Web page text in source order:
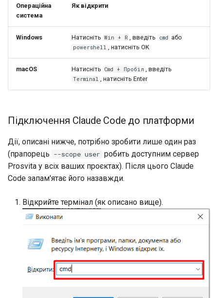
Операційна
система
Як відкрити
Windows Натисніть Win + R , введіть cmd або
powershell , натисніть OK
macOS Натисніть Cmd + Пробіл , введіть
Terminal , натисніть Enter
Підключення Claude Code до платформи
Дії, описані нижче, потрібно зробити лише один раз
(прапорець --scope user робить доступним сервер
Prosvita у всіх ваших проєктах). Після цього Claude
Code запам'ятає його назавжди.
Відкрийте термінал (як описано вище).